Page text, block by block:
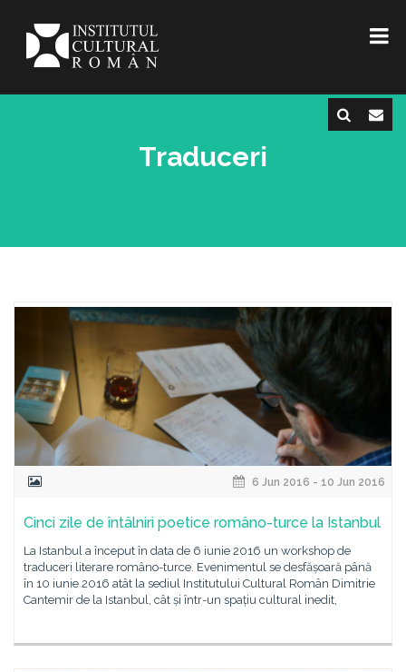
Traduceri
6 Jun 2016 - 10 Jun 2016
Cinci zile de întâlniri poetice româno-turce la Istanbul
La Istanbul a început în data de 6 iunie 2016 un workshop de
traduceri literare româno-turce. Evenimentul se desfășoară până
în 10 iunie 2016 atât la sediul Institutului Cultural Român Dimitrie
Cantemir de la Istanbul, cât și într-un spațiu cultural inedit,